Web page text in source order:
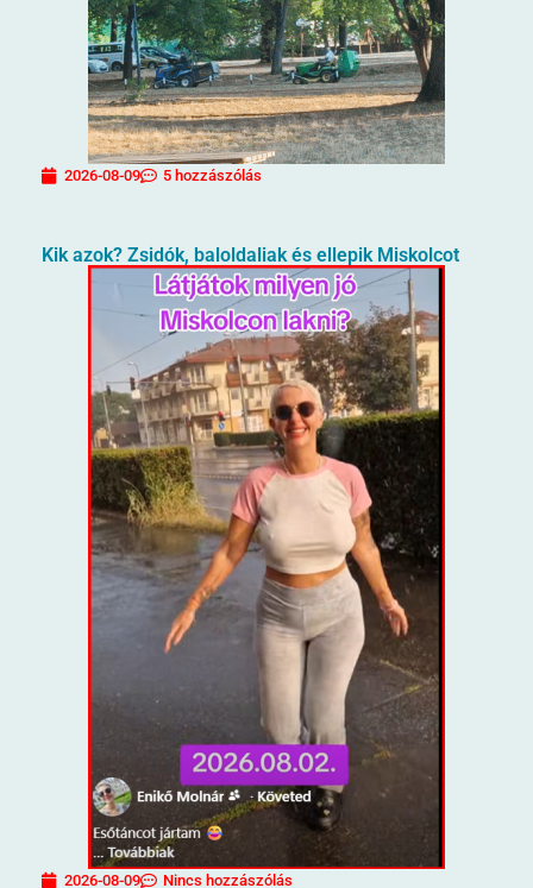
2026-08-09 5 hozzászólás
Kik azok? Zsidók, baloldaliak és ellepik Miskolcot
2026-08-09 Nincs hozzászólás